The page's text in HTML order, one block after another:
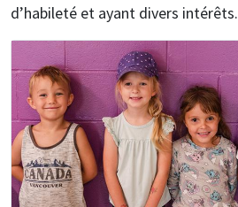
d’habileté et ayant divers intérêts.